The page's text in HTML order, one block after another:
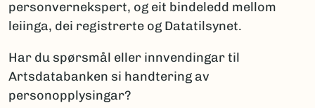
personvernekspert, og eit bindeledd mellom
leiinga, dei registrerte og Datatilsynet.
Har du spørsmål eller innvendingar til
Artsdatabanken si handtering av
personopplysingar?